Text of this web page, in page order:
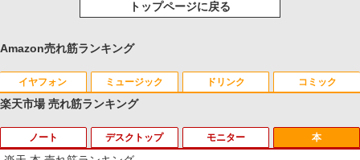
トップページに戻る
Amazon売れ筋ランキング
イヤフォン
Anker Soundcore P40i オフホワイト
ミュージック
BRUCE WAYNE feat. Flo Milli, ATL Jacob
[Explicit]
ドリンク
by Amazon 天然水 ラベルレス 500ml ×24本
富士山の天然水 バナジウム含有 水 ミネラル
コミック
薬屋のひとりごと 17巻 (デジタル版ビッグガ
ンガンコミックス)
楽天市場 売れ筋ランキング
ノート デスクトップ モニター 本